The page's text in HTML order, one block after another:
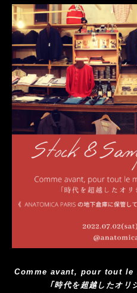
Comme avant, pour tout le
｢時代を超越したオリ